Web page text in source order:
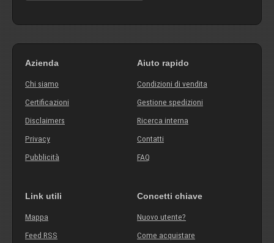
Azienda
Chi siamo
Certificazioni
Disclaimers
Privacy
Pubblicità
Aiuto rapido
Condizioni di vendita
Gestione spedizioni
Ricerca interna
Contatti
FAQ
Link utili
Mappa
Feed RSS
Concetti chiave
Nuovo utente?
Come acquistare